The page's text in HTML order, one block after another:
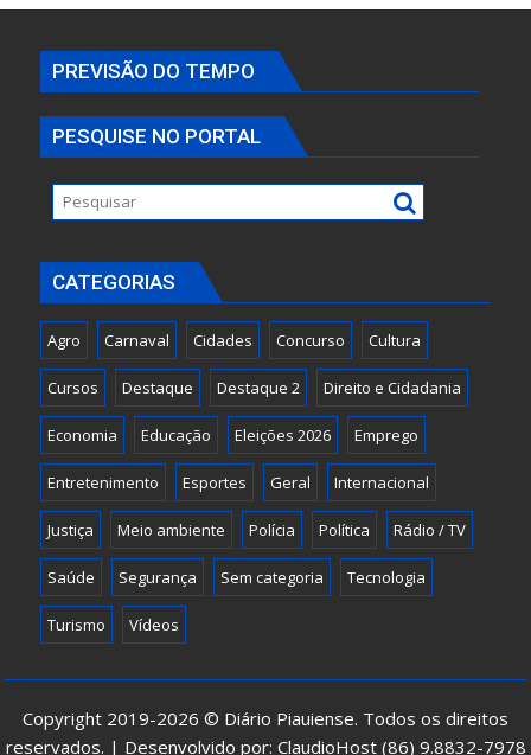
PREVISÃO DO TEMPO
PESQUISE NO PORTAL
CATEGORIAS
Agro Carnaval Cidades Concurso Cultura
Cursos Destaque Destaque 2 Direito e Cidadania
Economia Educação Eleições 2026 Emprego
Entretenimento Esportes Geral Internacional
Justiça Meio ambiente Polícia Política Rádio / TV
Saúde Segurança Sem categoria Tecnologia
Turismo Vídeos
Copyright 2019-2026 © Diário Piauiense. Todos os direitos
reservados. | Desenvolvido por: ClaudioHost (86) 9.8832-7978